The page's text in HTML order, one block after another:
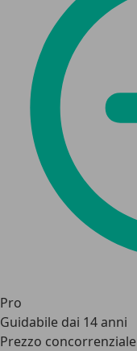
Pro
Guidabile dai 14 anni
Prezzo concorrenziale